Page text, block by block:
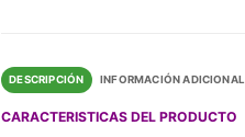
DESCRIPCIÓN INFORMACIÓN ADICIONAL
CARACTERISTICAS DEL PRODUCTO